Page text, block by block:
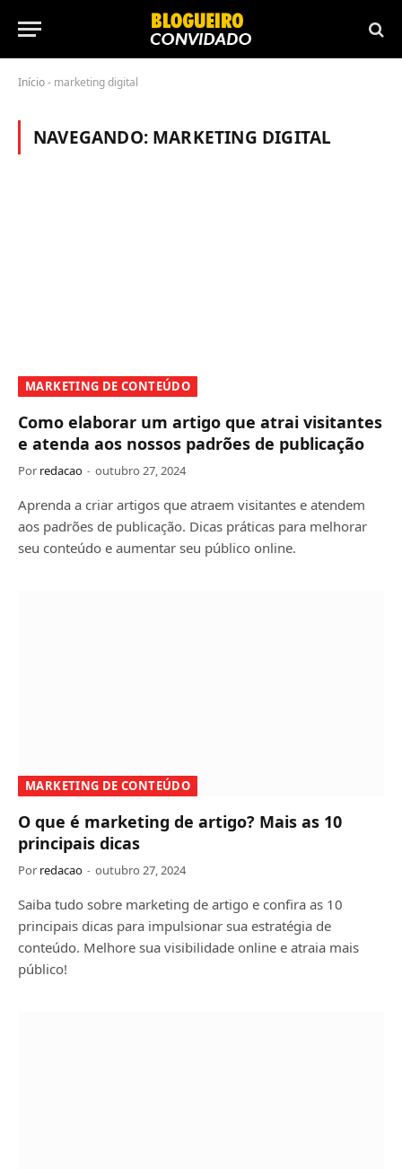
Início- marketing digital
NAVEGANDO: MARKETING DIGITAL
MARKETING DE CONTEÚDO
Como elaborar um artigo que atrai visitantes
e atenda aos nossos padrões de publicação
Por redacao outubro 27, 2024
Aprenda a criar artigos que atraem visitantes e atendem
aos padrões de publicação. Dicas práticas para melhorar
seu conteúdo e aumentar seu público online.
MARKETING DE CONTEÚDO
O que é marketing de artigo? Mais as 10
principais dicas
Por redacao outubro 27, 2024
Saiba tudo sobre marketing de artigo e confira as 10
principais dicas para impulsionar sua estratégia de
conteúdo. Melhore sua visibilidade online e atraia mais
público!